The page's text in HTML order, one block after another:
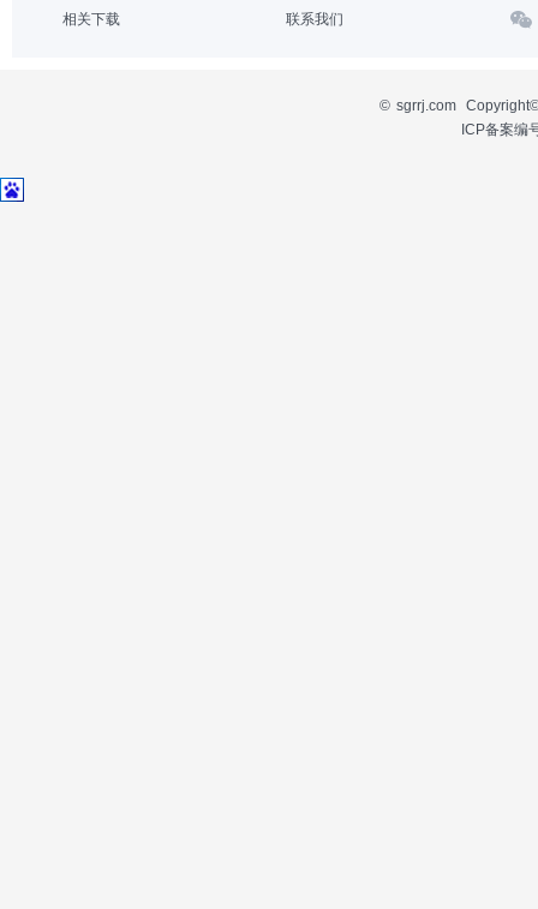
相关下载
联系我们
© sgrrj.com
ICP备案编